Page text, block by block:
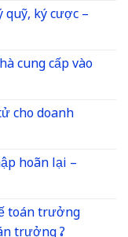
ký cược –
cung cấp vào
cho doanh
hoãn lại –
toán trưởng